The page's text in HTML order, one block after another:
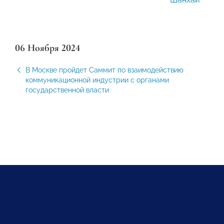
06 Ноября 2024
В Москве пройдет Саммит по взаимодействию
коммуникационной индустрии с органами
государственной власти